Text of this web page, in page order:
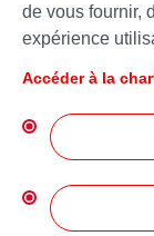
de vous fournir,
expérience
bouton « Gérer
« J’accepte »,
cookies. Dans
fonctionnement
d’informations,
Accéder à la